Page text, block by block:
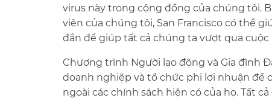
virus này trong cộng đồng của chúng tôi.
viên của chúng tôi, San Francisco có thể
đắn để giúp tất cả chúng ta vượt qua cuộc
Chương trình Người lao động và Gia đình
doanh nghiệp và tổ chức phi lợi nhuận để
ngoài các chính sách hiện có của họ. Tất